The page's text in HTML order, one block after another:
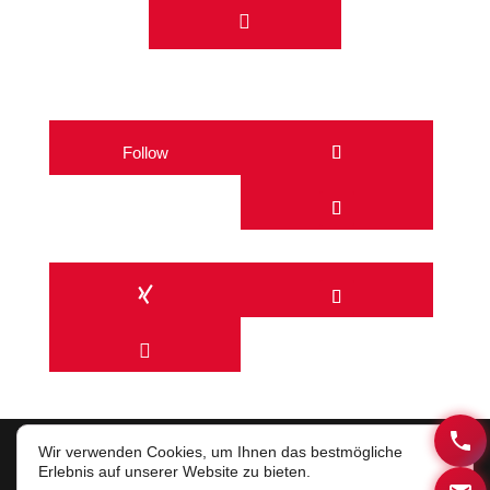

Follow

Wir verwenden Cookies, um Ihnen das bestmögliche
Erlebnis auf unserer Website zu bieten.